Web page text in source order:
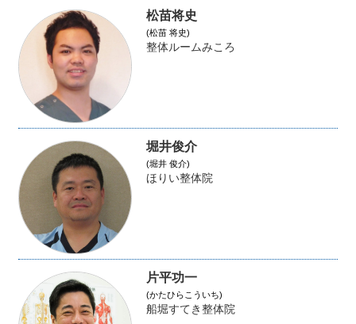
松苗将史
(松苗 将史)
整体ルームみころ
堀井俊介
(堀井 俊介)
ほりい整体院
片平功一
(かたひらこういち)
船堀すてき整体院